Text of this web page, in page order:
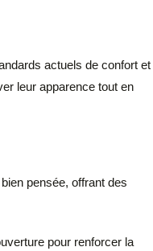
actuels de confort et
leur apparence tout en
pensée, offrant des
pour renforcer la